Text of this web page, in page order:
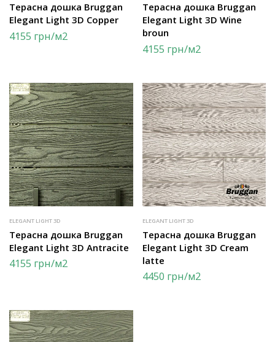
Терасна дошка Bruggan
Elegant Light 3D Copper
4155 грн/м2
Терасна дошка Bruggan
Elegant Light 3D Wine
broun
4155 грн/м2
ELEGANT LIGHT 3D
Терасна дошка Bruggan
Elegant Light 3D Antracite
4155 грн/м2
ELEGANT LIGHT 3D
Терасна дошка Bruggan
Elegant Light 3D Cream
latte
4450 грн/м2